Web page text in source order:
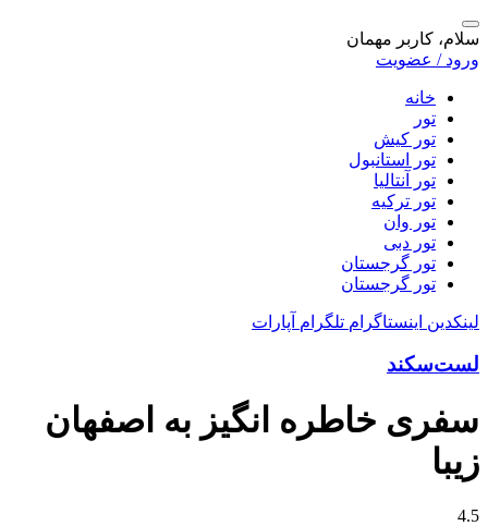
سلام، کاربر مهمان
ورود / عضویت
خانه
تور
تور کیش
تور استانبول
تور آنتالیا
تور ترکیه
تور وان
تور دبی
تور گرجستان
تور گرجستان
لینکدین اینستاگرام تلگرام آپارات
لست‌سکند
سفری خاطره انگیز به اصفهان
زیبا
4.5